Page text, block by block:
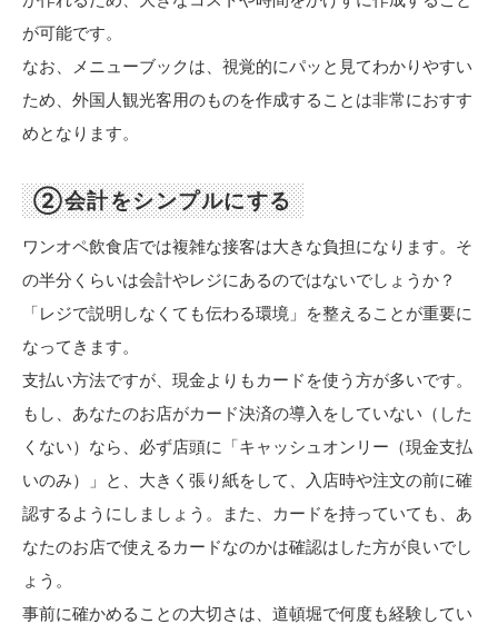
が可能です。
なお、メニューブックは、視覚的にパッと見てわかりやすい
ため、外国人観光客用のものを作成することは非常におすす
めとなります。
②会計をシンプルにする
ワンオペ飲食店では複雑な接客は大きな負担になります。そ
の半分くらいは会計やレジにあるのではないでしょうか？
「レジで説明しなくても伝わる環境」を整えることが重要に
なってきます。
支払い方法ですが、現金よりもカードを使う方が多いです。
もし、あなたのお店がカード決済の導入をしていない（した
くない）なら、必ず店頭に「キャッシュオンリー（現金支払
いのみ）」と、大きく張り紙をして、入店時や注文の前に確
認するようにしましょう。また、カードを持っていても、あ
なたのお店で使えるカードなのかは確認はした方が良いでし
ょう。
事前に確かめることの大切さは、道頓堀で何度も経験してい